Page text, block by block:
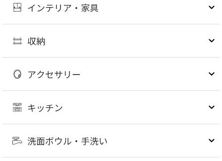
インテリア・家具
収納
アクセサリー
キッチン
洗面ボウル・手洗い